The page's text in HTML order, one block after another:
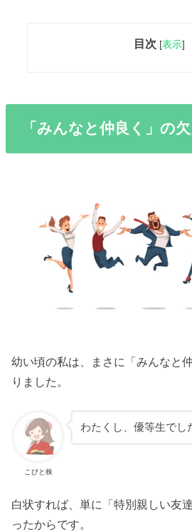
目次 [表示]
「みんなと仲良く」の
幼い頃の私は、まさに「みんなと
りました。
こびと株
わたくし、優等生でし
白状すれば、単に「特別親しい友
ったからです。